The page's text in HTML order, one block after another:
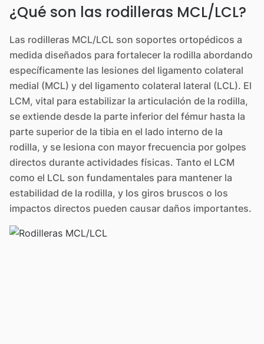
¿Qué son las rodilleras MCL/LCL?
Las rodilleras MCL/LCL son soportes ortopédicos a
medida diseñados para fortalecer la rodilla abordando
específicamente las lesiones del ligamento colateral
medial (MCL) y del ligamento colateral lateral (LCL). El
LCM, vital para estabilizar la articulación de la rodilla,
se extiende desde la parte inferior del fémur hasta la
parte superior de la tibia en el lado interno de la
rodilla, y se lesiona con mayor frecuencia por golpes
directos durante actividades físicas. Tanto el LCM
como el LCL son fundamentales para mantener la
estabilidad de la rodilla, y los giros bruscos o los
impactos directos pueden causar daños importantes.